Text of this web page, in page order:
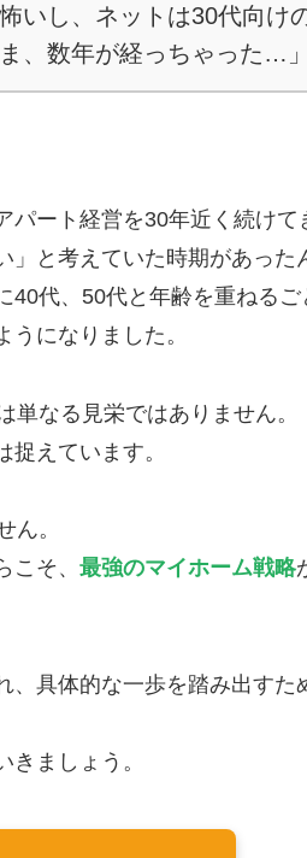
いし、ネットは30代向け
、数年が経っちゃった…」
ート経営を30年近く続けて
と考えていた時期があった
40代、50代と年齢を重ねるご
になりました。
単なる見栄ではありません。
捉えています。
ん。
そ、 最強のマイホーム戦略
、具体的な一歩を踏み出すた
ましょう。